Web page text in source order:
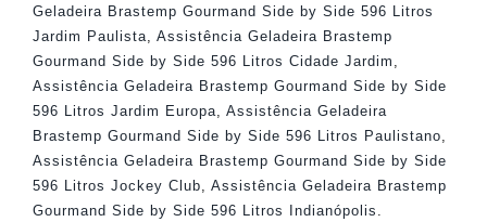
Geladeira Brastemp Gourmand Side by Side 596 Litros
Jardim Paulista
Assistência Geladeira Brastemp
Gourmand Side by Side 596 Litros Cidade Jardim
Assistência Geladeira Brastemp Gourmand Side by Side
596 Litros Jardim Europa
Assistência Geladeira
Brastemp Gourmand Side by Side 596 Litros Paulistano
Assistência Geladeira Brastemp Gourmand Side by Side
596 Litros Jockey Club
Assistência Geladeira Brastemp
Gourmand Side by Side 596 Litros Indianópolis